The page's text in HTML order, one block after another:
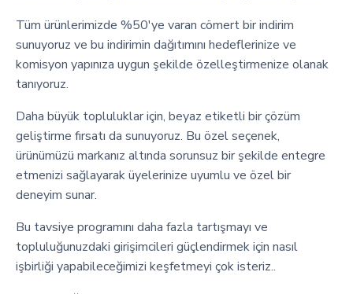
Tüm ürünlerimizde %50'ye varan cömert bir indirim
sunuyoruz ve bu indirimin dağıtımını hedeflerinize ve
komisyon yapınıza uygun şekilde özelleştirmenize olanak
tanıyoruz.
Daha büyük topluluklar için, beyaz etiketli bir çözüm
geliştirme fırsatı da sunuyoruz. Bu özel seçenek,
ürünümüzü markanız altında sorunsuz bir şekilde entegre
etmenizi sağlayarak üyelerinize uyumlu ve özel bir
deneyim sunar.
Bu tavsiye programını daha fazla tartışmayı ve
topluluğunuzdaki girişimcileri güçlendirmek için nasıl
işbirliği yapabileceğimizi keşfetmeyi çok isteriz..